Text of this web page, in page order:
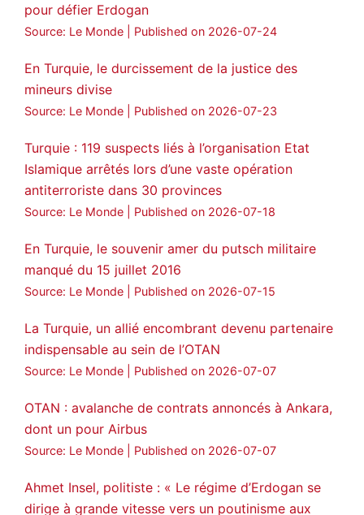
pour défier Erdogan
Source: Le Monde Published on 2026-07-24
En Turquie, le durcissement de la justice des
mineurs divise
Source: Le Monde Published on 2026-07-23
Turquie : 119 suspects liés à l’organisation Etat
Islamique arrêtés lors d’une vaste opération
antiterroriste dans 30 provinces
Source: Le Monde Published on 2026-07-18
En Turquie, le souvenir amer du putsch militaire
manqué du 15 juillet 2016
Source: Le Monde Published on 2026-07-15
La Turquie, un allié encombrant devenu partenaire
indispensable au sein de l’OTAN
Source: Le Monde Published on 2026-07-07
OTAN : avalanche de contrats annoncés à Ankara,
dont un pour Airbus
Source: Le Monde Published on 2026-07-07
Ahmet Insel, politiste : « Le régime d’Erdogan se
dirige à grande vitesse vers un poutinisme aux